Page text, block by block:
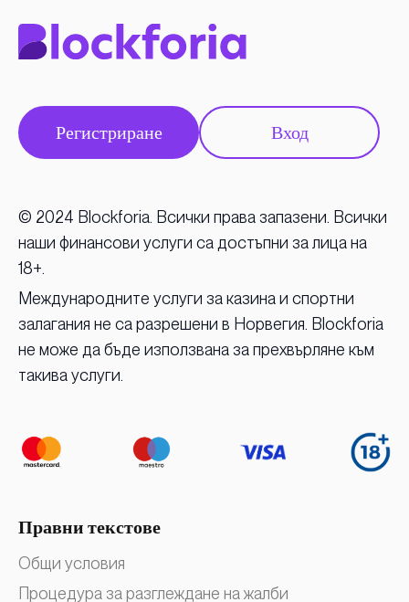
Регистриране Вход
© 2024 Blockforia. Всички права запазени. Всички
наши финансови услуги са достъпни за лица на
18+.
Международните услуги за казина и спортни
залагания не са разрешени в Норвегия. Blockforia
не може да бъде използвана за прехвърляне към
такива услуги.
Правни текстове
Общи условия
Процедура за разглеждане на жалби